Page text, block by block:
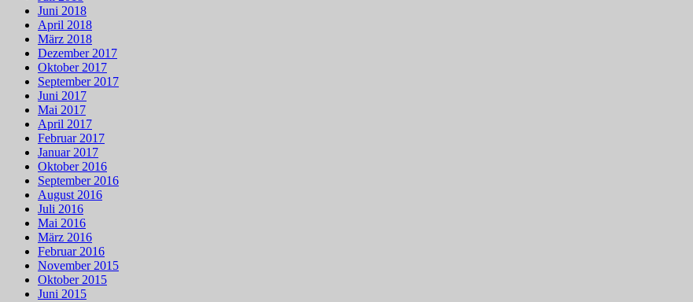
Juni 2018
April 2018
März 2018
Dezember 2017
Oktober 2017
September 2017
Juni 2017
Mai 2017
April 2017
Februar 2017
Januar 2017
Oktober 2016
September 2016
August 2016
Juli 2016
Mai 2016
März 2016
Februar 2016
November 2015
Oktober 2015
Juni 2015